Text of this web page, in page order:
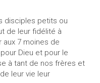
disciples petits ou
de leur fidélité à
aux 7 moines de
Dieu et pour le
à tant de nos frères et
leur vie leur